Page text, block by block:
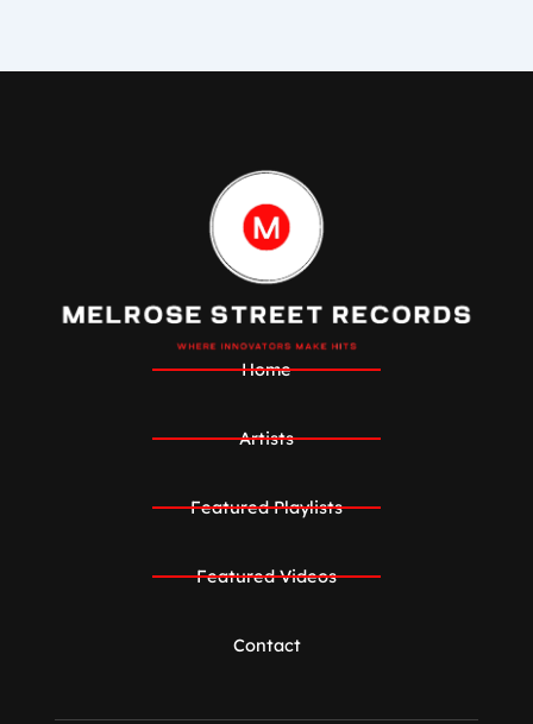
Home
Artists
Featured Playlists
Featured Videos
Contact